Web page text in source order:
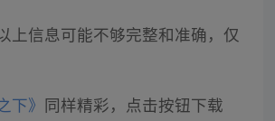
上信息可能不够完整和准确，仅
下》 同样精彩，点击按钮下载